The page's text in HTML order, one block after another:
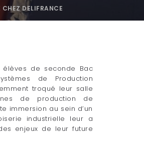
DELIFRANCE
élèves de seconde Bac
de Production
troqué leur salle
de production de
immersion au sein d’un
industrielle leur a
enjeux de leur future